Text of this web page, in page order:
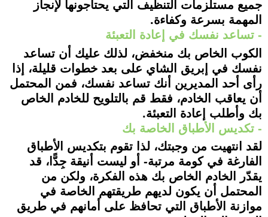
جميع مستلزمات التنظيف التي يحتاجونها لإنجاز
المهمة بسرعة وكفاءة.
- تساعد نفسك في إعادة التعبئة
الكوب الخاص بك منخفض، لذلك عليك أن تساعد
نفسك في إبريق الشاي على بعد خطوات قليلة، إذا
رأى أحد المديرين أنك تساعد نفسك، فمن المحتمل
أن يعاقب الخادم، فقط قم بالتلويح للخادم الخاص
بك وأطلب إعادة التعبئة.
- تكديس الأطباق الخاصة بك
لقد انتهيت من وجبتك، لذا تقوم بتكديس الأطباق
الفارغة في كومة مرتبة- أو ليست أنيقة جِدًّا، قد
يقدّر الخادم الخاص بك هذه الفكرة، ولكن من
المحتمل أن يكون لديهم طريقتهم الخاصة في
موازنة الأطباق التي تحافظ على أمانهم في طريق